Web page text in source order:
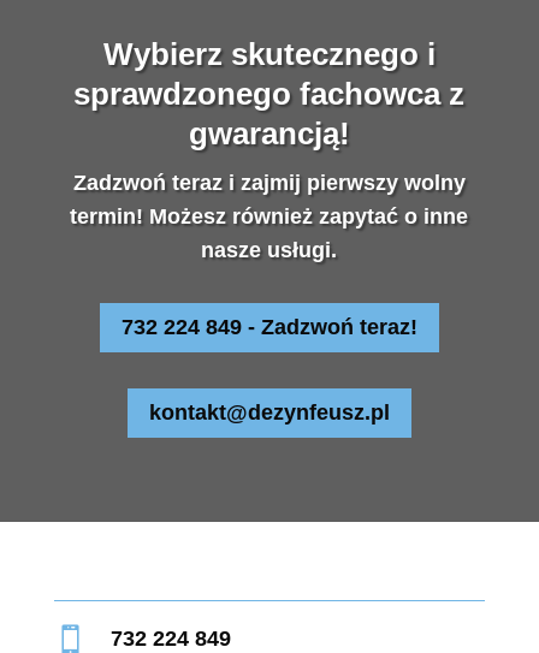
Wybierz skutecznego i
sprawdzonego fachowca z
gwarancją!
Zadzwoń teraz i zajmij pierwszy wolny
termin! Możesz również zapytać o inne
nasze usługi.
732 224 849 - Zadzwoń teraz!
kontakt@dezynfeusz.pl
 732 224 849